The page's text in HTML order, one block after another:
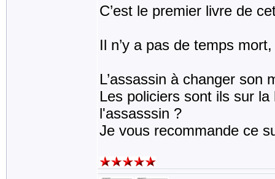
C’est le premier livre de
Il n’y a pas de temps
L’assassin à changer son
Les policiers sont ils sur
l'assasssin ?
Je vous recommande ce